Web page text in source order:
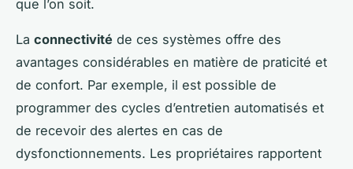
que l’on soit.
La connectivité de ces systèmes offre des
avantages considérables en matière de praticité et
de confort. Par exemple, il est possible de
programmer des cycles d’entretien automatisés et
de recevoir des alertes en cas de
dysfonctionnements. Les propriétaires rapportent